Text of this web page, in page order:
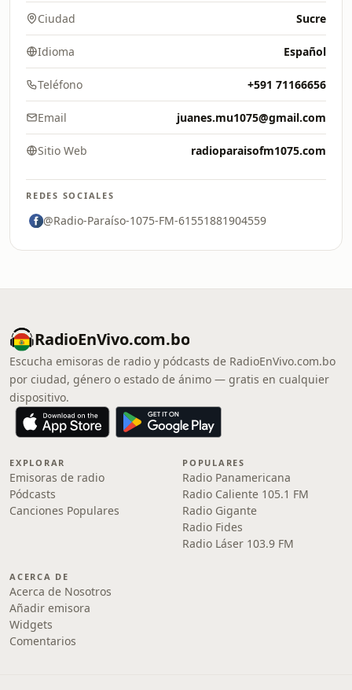
Ciudad Sucre
Idioma Español
Teléfono +591 71166656
Email juanes.mu1075@gmail.com
Sitio Web radioparaisofm1075.com
REDES SOCIALES
@Radio-Paraíso-1075-FM-61551881904559
RadioEnVivo.com.bo
Escucha emisoras de radio y pódcasts de RadioEnVivo.com.bo
por ciudad, género o estado de ánimo — gratis en cualquier
dispositivo.
EXPLORAR
Emisoras de radio
Pódcasts
Canciones Populares
POPULARES
Radio Panamericana
Radio Caliente 105.1 FM
Radio Gigante
Radio Fides
Radio Láser 103.9 FM
ACERCA DE
Acerca de Nosotros
Añadir emisora
Widgets
Comentarios